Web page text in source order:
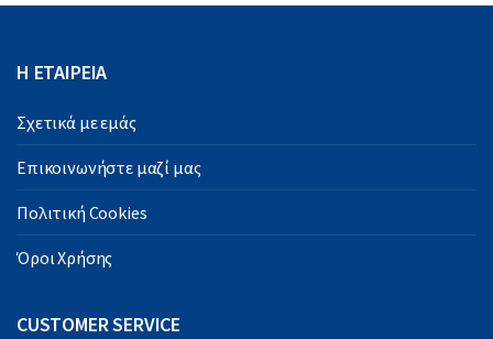
Η ΕΤΑΙΡΕΙΑ
Σχετικά με εμάς
Επικοινωνήστε μαζί μας
Πολιτική Cookies
Όροι Χρήσης
CUSTOMER SERVICE